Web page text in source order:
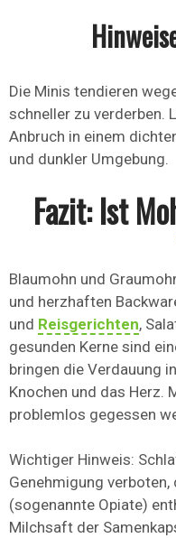
Die Minis tendieren
schneller zu verderben.
Anbruch in einem
und dunkler Umgebung.
Fazit: Ist
Blaumohn und
und herzhaften
und Reisgerichten,
gesunden Kerne sind
bringen die Verdauung
Knochen und das Herz.
problemlos gegessen
Wichtiger Hinweis:
Genehmigung
(sogenannte Opiate)
Milchsaft der